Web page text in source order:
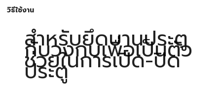
วิธีใช้งาน
สำหรับยึดบานประตู
กับวงกบเพื่อเป็นตัว
ช่วยในการเปิด-ปิด
ประตู